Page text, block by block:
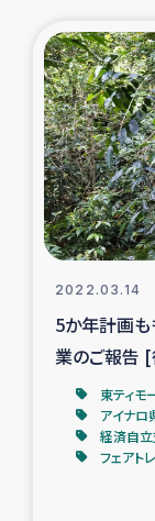
シリ
ト
インドネシ
2022.03.14
5か年計画も
業のご報告
東ティモ
アイナ
経済自
フェアト